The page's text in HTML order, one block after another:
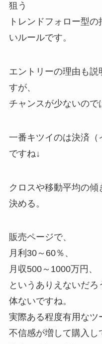
狙う
トレンドフォロー型
いルールです。
エントリーの理由も説
すが、
チャンスが少ないので
一番キツイのは決済
ですね↓
クロスや移動平均の
決める。
販売ページで、
月利30～60％、
月収500～1000万円、
というありえないだ
体ないですね。
実際ある程度有用な
不信感が増して購入